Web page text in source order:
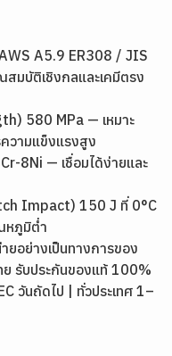
A5.9 ER308 / JIS
มบัติเชิงกลและเคมีตรง
580 MPa — เหมาะ
วามแข็งแรงสูง
8Ni — เชื่อมได้ง่ายและ
Impact) 150 J ที่ 0°C
หภูมิต่ำ
ยอย่างเป็นทางการของ
ย รับประกันของแท้ 100%
วันถัดไป | ทั่วประเทศ 1–